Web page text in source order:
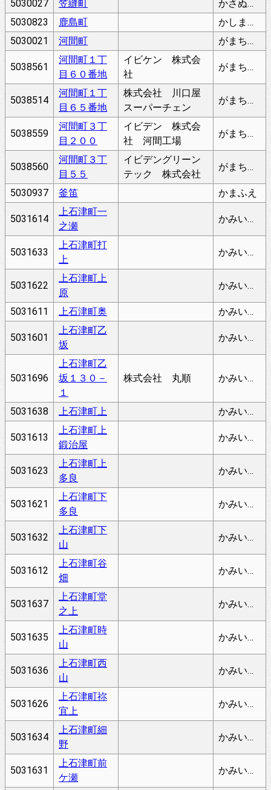
5030027 笠縫町
かさぬいちょう
5030823
鹿島町
かしまちょう
5030021
河間町 がまちょう
5038561
河間町１丁
目６０番地
イビケン 株式会
社
がまちょう
5038514
河間町１丁
目６５番地
株式会社 川口屋
スーパーチェン
がまちょう
5038559
河間町３丁
目２００
イビデン 株式会
社 河間工場
がまちょう
5038560
河間町３丁
目５５
イビデングリーン
テック 株式会社
がまちょう
5030937 釜笛 かまふえ
5031614
上石津町一
之瀬
かみいしづちょういちのせ
5031633
上石津町打
上
かみいしづちょううちあげ
5031622
上石津町上
原
かみいしづちょううわはら
5031611 上石津町奥 かみいしづちょうおく
5031601
上石津町乙
坂
かみいしづちょうおつさか
5031696
上石津町乙
坂１３０－
１
株式会社 丸順 かみいしづちょうおつさか
5031638 上石津町上 かみいしづちょうかみ
5031613
上石津町上
鍛治屋
かみいしづちょうかみかじや
5031623
上石津町上
多良
かみいしづちょうかみたら
5031621
上石津町下
多良
かみいしづちょうしもたら
5031632
上石津町下
山
かみいしづちょうしもやま
5031612
上石津町谷
畑
かみいしづちょうたにはた
5031637
上石津町堂
之上
かみいしづちょうどうのうえ
5031635
上石津町時
山
かみいしづちょうときやま
5031636
上石津町西
山
かみいしづちょうにしやま
5031626
上石津町祢
宜上
かみいしづちょうねぎかみ
5031634
上石津町細
野
かみいしづちょうほその
5031631
上石津町前
ケ瀬
かみいしづちょうまえがせ